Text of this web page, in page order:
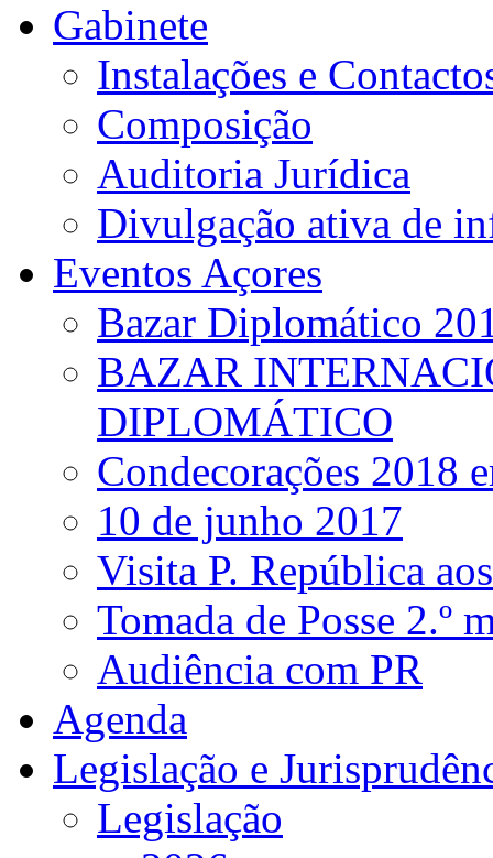
Gabinete
Instalações e
Composição
Auditoria Jurídica
Divulgação ativa de
Eventos Açores
Bazar Diplomático
BAZAR
DIPLOMÁTICO
Condecorações 2018
10 de junho 2017
Visita P. República
Tomada de Posse 2.º
Audiência com PR
Agenda
Legislação e
Legislação